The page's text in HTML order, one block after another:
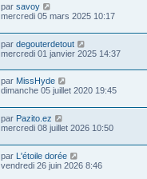
par savoy
mercredi 05 mars 2025 10:17
par degouterdetout
mercredi 01 janvier 2025 14:37
par MissHyde
dimanche 05 juillet 2020 19:45
par Pazito.ez
mercredi 08 juillet 2026 10:50
par L'étoile dorée
vendredi 26 juin 2026 8:46